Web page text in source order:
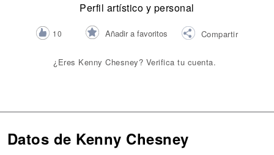
Perfil artístico y personal
10 Añadir a favoritos Compartir
¿Eres Kenny Chesney? Verifica tu cuenta.
Datos de Kenny Chesney